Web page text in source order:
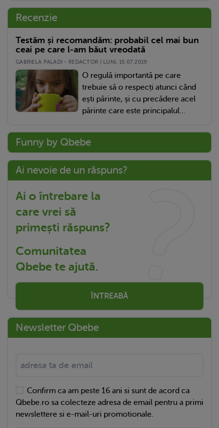
Recenzie
Testăm și recomandăm: probabil cel mai bun
ceai pe care l-am băut vreodată
GABRIELA PALADI - REDACTOR | LUNI, 15.07.2019
O regulă importantă pe care
trebuie să o respecți atunci când
ești părinte, și cu precădere acel
părinte care este principalul...
Funny by Qbebe
Ai nevoie de un răspuns?
Ai o întrebare la
care vrei să
primești răspuns?
Comunitatea
Qbebe te ajută.
ÎNTREABĂ
Newsletter Qbebe
Confirm ca am peste 16 ani si sunt de acord ca
Qbebe.ro sa colecteze adresa de email pentru a primi
newslettere si e-mail-uri promotionale.